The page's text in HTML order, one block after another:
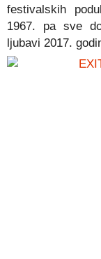
festivalskih
1967. pa sve
ljubavi 2017.